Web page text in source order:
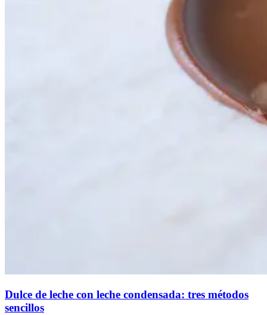
Dulce de leche con leche condensada: tres métodos
sencillos